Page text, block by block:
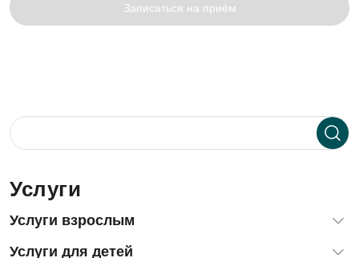
Записаться на приём
Услуги
Услуги взрослым
Услуги для детей